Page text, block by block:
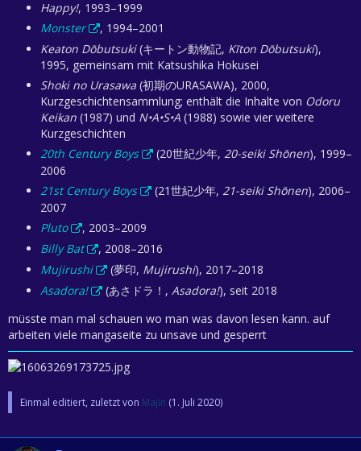
Happy!, 1993–1999
Monster
, 1994–2001
Keaton Dōbutsuki(キートン動物記, Kīton Dōbutsuki),
1995, gemeinsam mit Katsushika Hokusei
Shoki no Urasawa (初期のURASAWA), 2000,
Kurzgeschichtensammlung; enthält die Inhalte von Odoru
Keikan (1987) und N•A•S•A (1988) sowie vier weitere
Kurzgeschichten
20th Century Boys
(20世紀少年, 20-seiki Shōnen), 1999–
2006
21st Century Boys
(21世紀少年, 21-seiki Shōnen), 2006–
2007
Pluto
, 2003–2009
Billy Bat
, 2008–2016
Mujirushi
(夢印, Mujirushi), 2017–2018
Asadora!
(あさドラ！, Asadora!), seit 2018
müsste man mal schauen wo man was davon lesen kann. auf
arbeiten viele mangaseite zu unsave und gesperrt
Einmal editiert, zuletzt von Majin (1. Juli 2020)